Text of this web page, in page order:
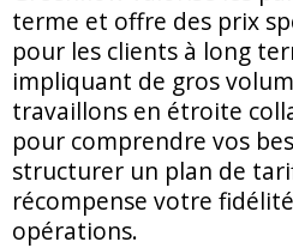
terme et offre des prix
pour les clients à long
impliquant de gros
travaillons en étroite
pour comprendre vos
structurer un plan de
récompense votre
opérations.